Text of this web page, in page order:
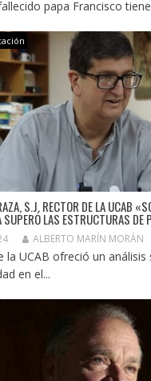
papa Francisco
S.J. RECTOR DE LA UCAB
SUPERÓ LAS ESTRUCTURAS DE
ALBERTO MARÍN MORÁN
la UCAB ofreció un
en el...